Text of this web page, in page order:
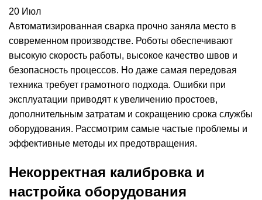
20 Июл
Автоматизированная сварка прочно заняла место в
современном производстве. Роботы обеспечивают
высокую скорость работы, высокое качество швов и
безопасность процессов. Но даже самая передовая
техника требует грамотного подхода. Ошибки при
эксплуатации приводят к увеличению простоев,
дополнительным затратам и сокращению срока службы
оборудования. Рассмотрим самые частые проблемы и
эффективные методы их предотвращения.
Некорректная калибровка и
настройка оборудования